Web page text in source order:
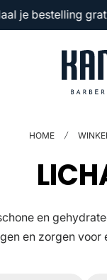
je bestelling
HOME WINKEL
V
E
R
en
en zorgen voor